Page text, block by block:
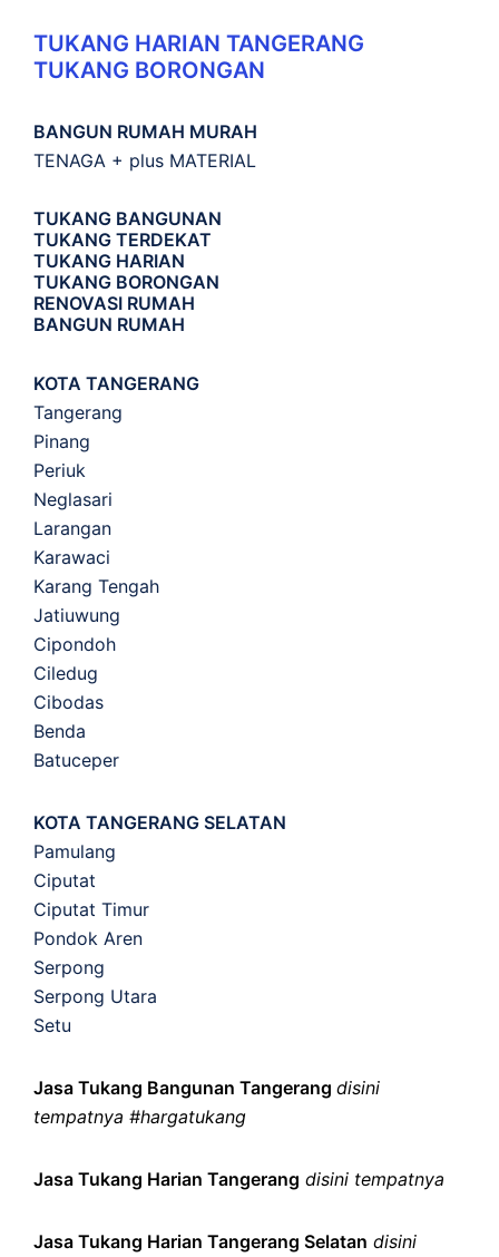
TUKANG HARIAN TANGERANG
TUKANG BORONGAN
BANGUN RUMAH MURAH
TENAGA + plus MATERIAL
TUKANG BANGUNAN
TUKANG TERDEKAT
TUKANG HARIAN
TUKANG BORONGAN
RENOVASI RUMAH
BANGUN RUMAH
KOTA TANGERANG
Tangerang
Pinang
Periuk
Neglasari
Larangan
Karawaci
Karang Tengah
Jatiuwung
Cipondoh
Ciledug
Cibodas
Benda
Batuceper
KOTA TANGERANG SELATAN
Pamulang
Ciputat
Ciputat Timur
Pondok Aren
Serpong
Serpong Utara
Setu
Jasa Tukang Bangunan Tangerang disini
tempatnya #hargatukang
Jasa Tukang Harian Tangerang disini tempatnya
Jasa Tukang Harian Tangerang Selatan disini